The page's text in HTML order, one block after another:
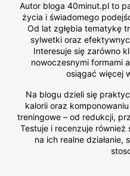
Autor bloga 40minut.pl to
życia i świadomego
Od lat zgłębia tematykę
sylwetki oraz
Interesuje się zarówno
nowoczesnymi formami
osiągać więcej
Na blogu dzieli się
kalorii oraz
treningowe – od redukcji,
Testuje i recenzuje
na ich realne działanie,